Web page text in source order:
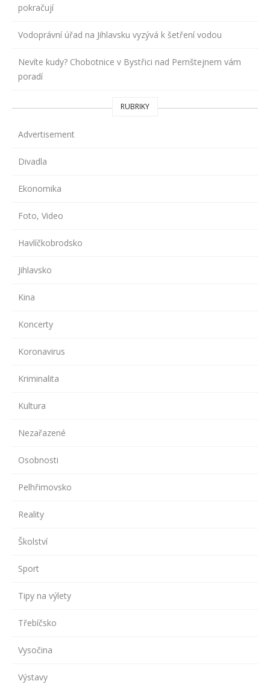
pokračují
Vodoprávní úřad na Jihlavsku vyzývá k šetření vodou
Nevíte kudy? Chobotnice v Bystřici nad Pernštejnem vám
poradí
RUBRIKY
Advertisement
Divadla
Ekonomika
Foto, Video
Havlíčkobrodsko
Jihlavsko
Kina
Koncerty
Koronavirus
Kriminalita
Kultura
Nezařazené
Osobnosti
Pelhřimovsko
Reality
Školství
Sport
Tipy na výlety
Třebíčsko
Vysočina
Výstavy